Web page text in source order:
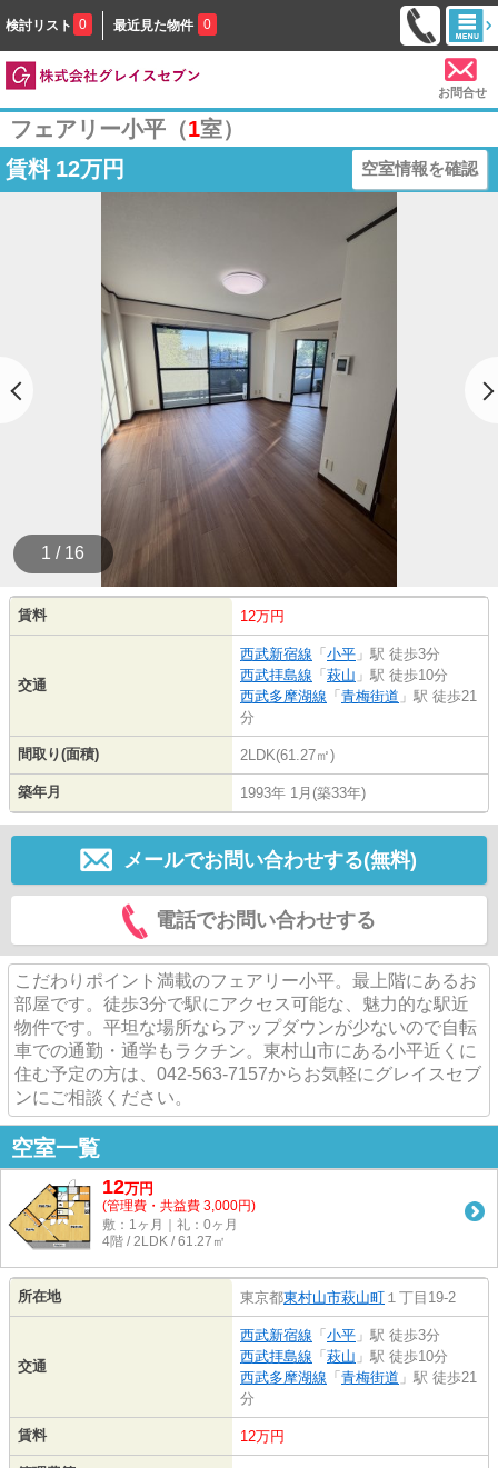
検討リスト 0 最近見た物件 0
お問合せ
フェアリー小平（1室）
賃料 12万円 空室情報を確認
1 / 16
賃料 12万円
交通
西武新宿線 「 小平 」駅 徒歩3分
西武拝島線 「 萩山 」駅 徒歩10分
西武多摩湖線 「 青梅街道 」駅 徒歩21
分
間取り(面積) 2LDK(61.27㎡)
築年月 1993年 1月(築33年)
メールでお問い合わせする(無料)
電話でお問い合わせする
こだわりポイント満載のフェアリー小平。最上階にあるお
部屋です。徒歩3分で駅にアクセス可能な、魅力的な駅近
物件です。平坦な場所ならアップダウンが少ないので自転
車での通勤・通学もラクチン。東村山市にある小平近くに
住む予定の方は、042-563-7157からお気軽にグレイスセブ
ンにご相談ください。
空室一覧
12万円
(管理費・共益費 3,000円)
敷：1ヶ月｜礼：0ヶ月
4階 / 2LDK / 61.27㎡
所在地 東京都東村山市萩山町 １丁目19-2
交通
西武新宿線 「 小平 」駅 徒歩3分
西武拝島線 「 萩山 」駅 徒歩10分
西武多摩湖線 「 青梅街道 」駅 徒歩21
分
賃料 12万円